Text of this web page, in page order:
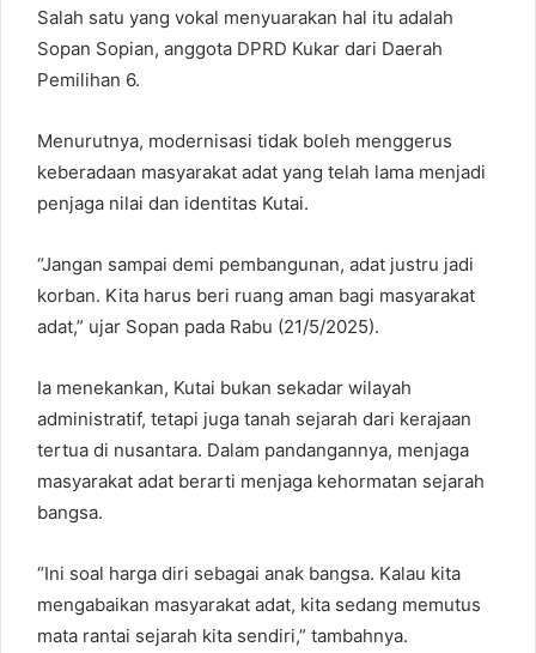
Salah satu yang vokal menyuarakan hal itu adalah
Sopan Sopian, anggota DPRD Kukar dari Daerah
Pemilihan 6.
Menurutnya, modernisasi tidak boleh menggerus
keberadaan masyarakat adat yang telah lama menjadi
penjaga nilai dan identitas Kutai.
“Jangan sampai demi pembangunan, adat justru jadi
korban. Kita harus beri ruang aman bagi masyarakat
adat,” ujar Sopan pada Rabu (21/5/2025).
Ia menekankan, Kutai bukan sekadar wilayah
administratif, tetapi juga tanah sejarah dari kerajaan
tertua di nusantara. Dalam pandangannya, menjaga
masyarakat adat berarti menjaga kehormatan sejarah
bangsa.
“Ini soal harga diri sebagai anak bangsa. Kalau kita
mengabaikan masyarakat adat, kita sedang memutus
mata rantai sejarah kita sendiri,” tambahnya.